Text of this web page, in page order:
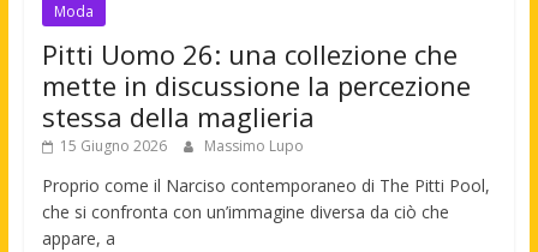
Moda
Pitti Uomo 26: una collezione che
mette in discussione la percezione
stessa della maglieria
15 Giugno 2026 Massimo Lupo
Proprio come il Narciso contemporaneo di The Pitti Pool,
che si confronta con un’immagine diversa da ciò che
appare, a